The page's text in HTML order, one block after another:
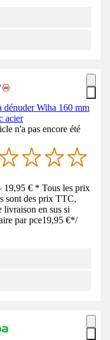
dénuder Wiha 160 mm
acier
n'a pas encore été
€ * Tous les prix
sont des prix TTC,
livraison en sus si
par pce19,95 €*/